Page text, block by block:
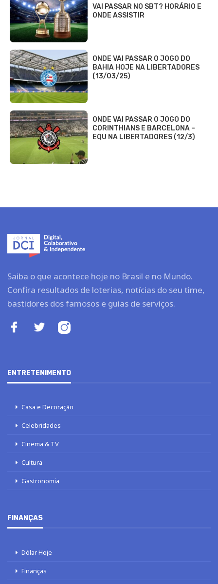
VAI PASSAR NO SBT? HORÁRIO E
ONDE ASSISTIR
ONDE VAI PASSAR O JOGO DO
BAHIA HOJE NA LIBERTADORES
(13/03/25)
ONDE VAI PASSAR O JOGO DO
CORINTHIANS E BARCELONA –
EQU NA LIBERTADORES (12/3)
Saiba o que acontece hoje no Brasil e no Mundo.
Confira resultados de loterias, notícias do seu time,
bastidores dos famosos e guias de serviços.
ENTRETENIMENTO
Casa e Decoração
Celebridades
Cinema & TV
Cultura
Gastronomia
FINANÇAS
Dólar Hoje
Finanças